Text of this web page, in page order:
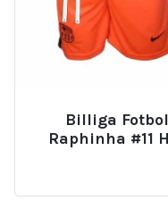
Billiga
Raphinha #11